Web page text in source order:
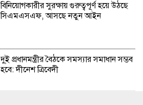
বিনিয়োগকারীর সুরক্ষায় গুরুত্বপূর্ণ হয়ে উঠছে
সিএমএসএফ, আসছে নতুন আইন
দু্ই প্রধানমন্ত্রীর বৈঠকে সমস্যার সমাধান সম্ভব
হবে: দীনেশ ত্রিবেদী